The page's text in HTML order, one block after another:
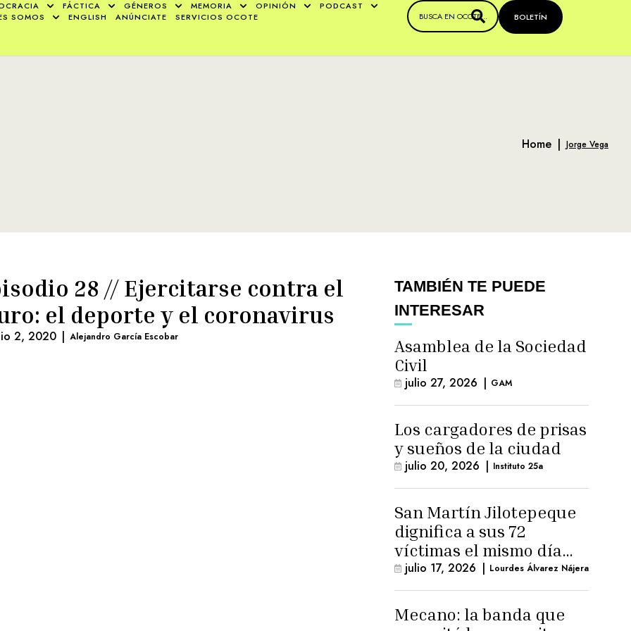
FÁCTICA GÉNEROS MEMORIA OPINIÓN
PODCAST
SOMOS
ENGLISH ANÚNCIATE SERVICIOS OCOTE BOLETÍN
Home | Jorge Vega
28 // Ejercitarse contra el
el deporte y el coronavirus
2, 2020 | Alejandro García Escobar
TAMBIÉN TE PUEDE
INTERESAR
Asamblea de la Sociedad
Civil
julio 27, 2026 | GAM
Los cargadores de prisas
y sueños de la ciudad
julio 20, 2026 | Instituto 25a
San Martín Jilotepeque
dignifica a sus 72
víctimas el mismo día
que Benedicto Lucas
logra arresto
domiciliario
julio 17, 2026 | Lourdes Álvarez Nájera
Mecano: la banda que